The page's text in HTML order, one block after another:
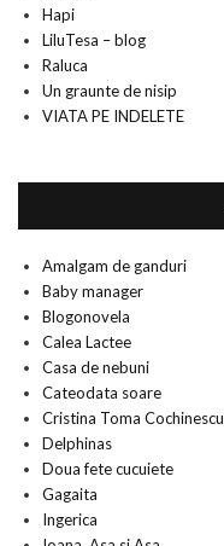
Hapi
LiluTesa – blog
Raluca
Un graunte de nisip
VIATA PE INDELETE
Amalgam de ganduri
Baby manager
Blogonovela
Calea Lactee
Casa de nebuni
Cateodata soare
Cristina Toma Cochinescu
Delphinas
Doua fete cucuiete
Gagaita
Ingerica